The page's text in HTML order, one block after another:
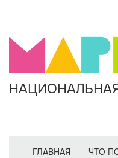
ГЛАВНАЯ ЧТО